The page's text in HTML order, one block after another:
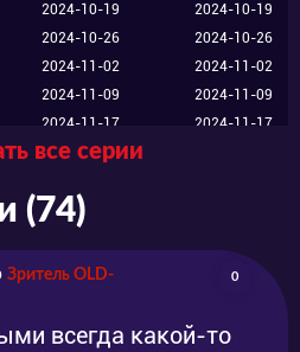
2024-10-19
2024-10-19
2024-10-26
2024-10-26
2024-11-02
2024-11-02
2024-11-09
2024-11-09
2024-11-17
2024-11-17
2024-11-23
2024-12-07
2024-12-21 2024-12-21
все серии
(74)
Зритель OLD-
0
всегда какой-то